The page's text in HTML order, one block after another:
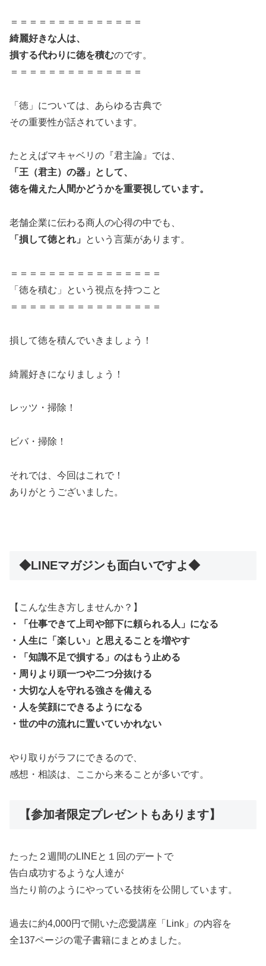
＝＝＝＝＝＝＝＝＝＝＝＝＝＝
綺麗好きな人は、
損する代わりに徳を積むのです。
＝＝＝＝＝＝＝＝＝＝＝＝＝＝
「徳」については、あらゆる古典で
その重要性が話されています。
たとえばマキャベリの『君主論』では、
「王（君主）の器」として、
徳を備えた人間かどうかを重要視しています。
老舗企業に伝わる商人の心得の中でも、
「損して徳とれ」
という言葉があります。
＝＝＝＝＝＝＝＝＝＝＝＝＝＝＝＝
「徳を積む」という視点を持つこと
＝＝＝＝＝＝＝＝＝＝＝＝＝＝＝＝
損して徳を積んでいきましょう！
綺麗好きになりましょう！
レッツ・掃除！
ビバ・掃除！
それでは、今回はこれで！
ありがとうございました。
◆LINEマガジンも面白いですよ◆
【こんな生き方しませんか？】
・「仕事できて上司や部下に頼られる人」になる
・人生に「楽しい」と思えることを増やす
・「知識不足で損する」のはもう止める
・周りより頭一つや二つ分抜ける
・大切な人を守れる強さを備える
・人を笑顔にできるようになる
・世の中の流れに置いていかれない
やり取りがラフにできるので、
感想・相談は、ここから来ることが多いです。
【参加者限定プレゼントもあります】
たった２週間のLINEと１回のデートで
告白成功するような人達が
当たり前のようにやっている技術を公開しています。
過去に約4,000円で開いた恋愛講座「Link」の内容を
全137ページの電子書籍にまとめました。